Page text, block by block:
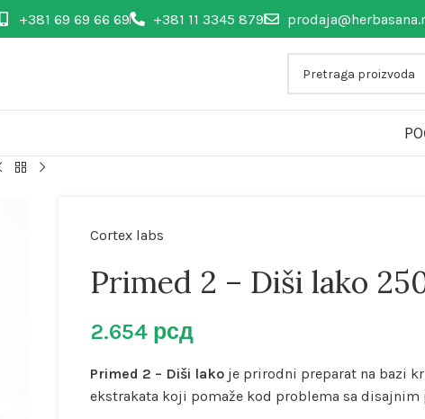
+381 69 69 66 69 +381 11 3345 879
Cortex labs
Primed 2 – Diši lako
2.654 рсд
Primed 2 – Diši lakoje prirodni preparat na bazi
ekstrakata koji pomaže kod problema sa disajnim